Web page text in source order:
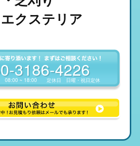
クステリア
3186-4226
08:00 ~ 18:00 定休日 日曜・祝日定休